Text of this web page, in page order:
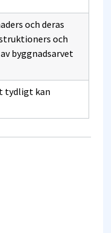
och deras
och
byggnadsarvet
tydligt kan